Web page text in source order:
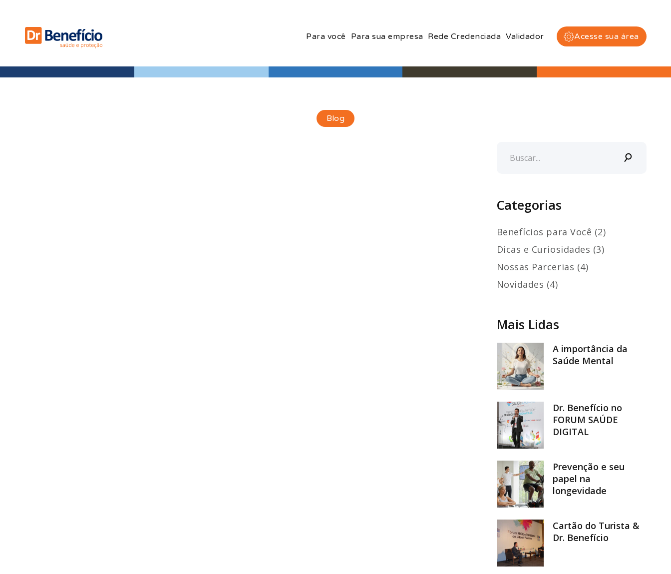
Para você Para sua empresa Rede Credenciada Validador Acesse sua área
Blog
Categorias
Benefícios para Você (2)
Dicas e Curiosidades (3)
Nossas Parcerias (4)
Novidades (4)
Mais Lidas
A importância da
Saúde Mental
Dr. Benefício no
FORUM SAÚDE
DIGITAL
Prevenção e seu
papel na
longevidade
Cartão do Turista &
Dr. Benefício